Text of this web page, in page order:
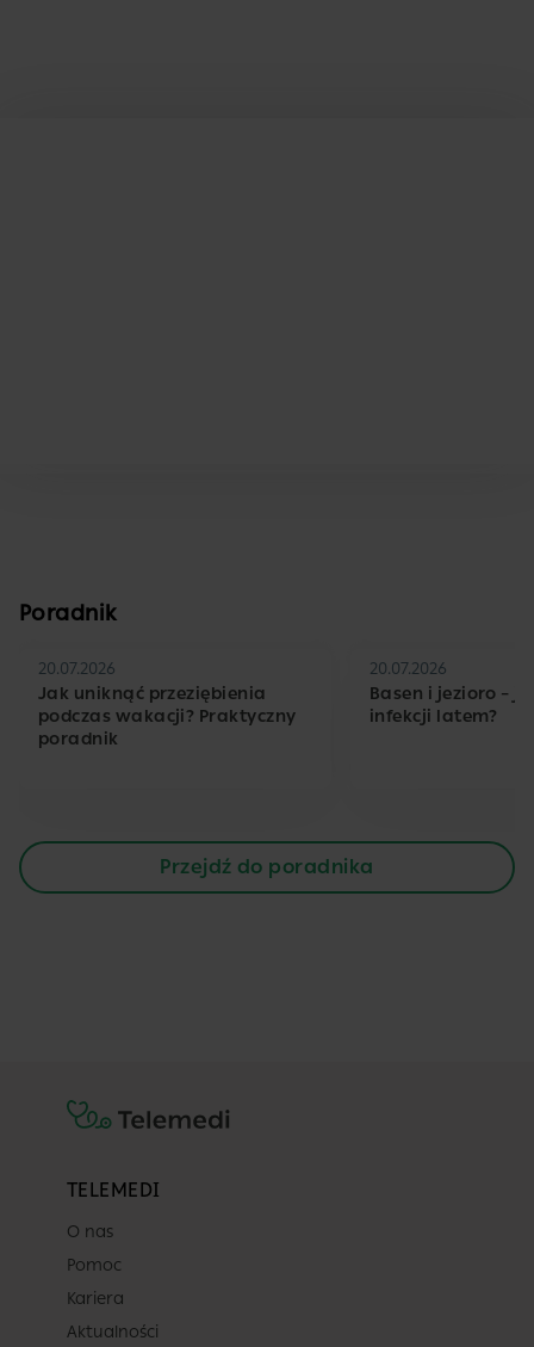
Poradnik
20.07.2026
Jak uniknąć przeziębienia
podczas wakacji? Praktyczny
poradnik
20.07.2026
Basen i jezioro –
infekcji latem?
Przejdź do poradnika
TELEMEDI
O nas
Pomoc
Kariera
Aktualności